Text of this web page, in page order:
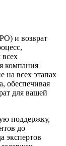
и возврат
компания
на всех этапах
обеспечивая
для вашей
поддержку,
до
экспертов